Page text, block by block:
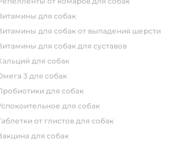
витамины для собак
витамины для собак от выпадения шерсти
витамины для собак для суставов
кальций для собак
омега 3 для собак
пробиотики для собак
успокоительное для собак
таблетки от глистов для собак
вакцина для собак